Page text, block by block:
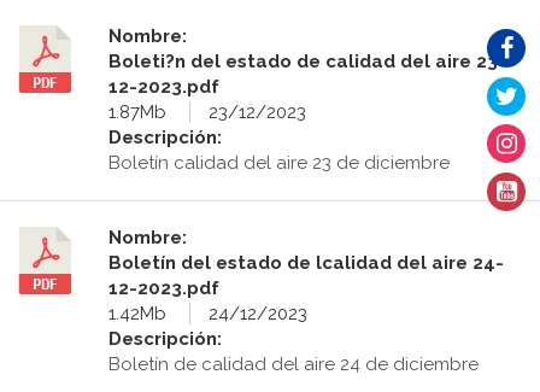
Nombre:
Boleti?n del estado de calidad del aire 23-
12-2023.pdf
1.87Mb
23/12/2023
Descripción:
Boletín calidad del aire 23 de diciembre
Nombre:
Boletín del estado de lcalidad del aire 24-
12-2023.pdf
1.42Mb
24/12/2023
Descripción:
Boletín de calidad del aire 24 de diciembre